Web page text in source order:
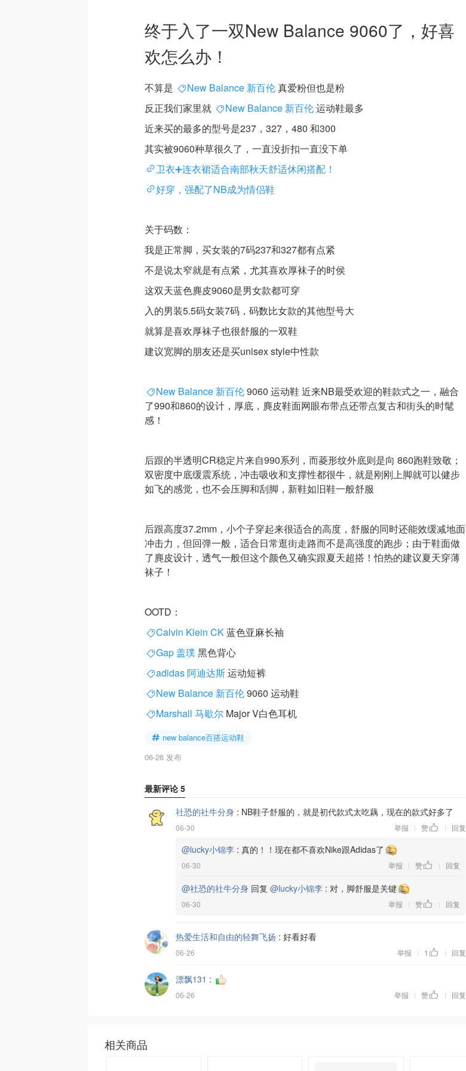
终于入了一双New Balance 9060了，好喜
欢怎么办！
不算是 New Balance 新百伦真爱粉但也是粉
反正我们家里就
New Balance 新百伦运动鞋最多
近来买的最多的型号是237，327，480 和300
其实被9060种草很久了，一直没折扣一直没下单
卫衣➕连衣裙适合南部秋天舒适休闲搭配！
好穿，强配了NB成为情侣鞋
关于码数：
我是正常脚，买女装的7码237和327都有点紧
不是说太窄就是有点紧，尤其喜欢厚袜子的时侯
这双天蓝色麂皮9060是男女款都可穿
入的男装5.5码女装7码，码数比女款的其他型号大
就算是喜欢厚袜子也很舒服的一双鞋
建议宽脚的朋友还是买unisex style中性款
New Balance 新百伦9060 运动鞋 近来NB最受欢迎的鞋款式之一，融合
了990和860的设计，厚底，麂皮鞋面网眼布带点还带点复古和街头的时髦
感！
后跟的半透明CR稳定片来自990系列，而菱形纹外底则是向 860跑鞋致敬；
双密度中底缓震系统，冲击吸收和支撑性都很牛，就是刚刚上脚就可以健步
如飞的感觉，也不会压脚和刮脚，新鞋如旧鞋一般舒服
后跟高度37.2mm，小个子穿起来很适合的高度，舒服的同时还能效缓减地面
冲击力，但回弹一般，适合日常逛街走路而不是高强度的跑步；由于鞋面做
了麂皮设计，透气一般但这个颜色又确实跟夏天超搭！怕热的建议夏天穿薄
袜子！
OOTD：
Calvin Klein CK蓝色亚麻长袖
Gap 盖璞黑色背心
adidas 阿迪达斯运动短裤
New Balance 新百伦9060 运动鞋
Marshall 马歇尔 Major V白色耳机
new balance百搭运动鞋
06-26 发布
最新评论 5
社恐的社牛分身 : NB鞋子舒服的，就是初代款式太吃藕，现在的款式好多了
06-30 举报 | 赞 | 回复
@lucky小锦李 : 真的！！现在都不喜欢Nike跟Adidas了
06-30 举报 | 赞 | 回复
@社恐的社牛分身 回复 @lucky小锦李 : 对，脚舒服是关键
06-30 举报 | 赞 | 回复
热爱生活和自由的轻舞飞扬 : 好看好看
06-26 举报 | 1 | 回复
漂飘131 :
06-26 举报 | 赞 | 回复
相关商品